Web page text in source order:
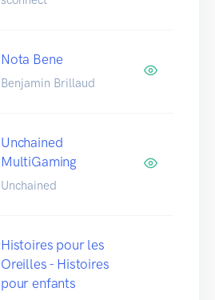
Nota Bene
Benjamin Brillaud
Unchained
MultiGaming
Unchained
Histoires pour les
Oreilles - Histoires
pour enfants